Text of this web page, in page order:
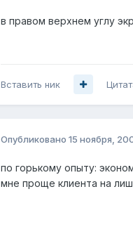
в правом верхнем углу
Вставить ник
Опубликовано 15 ноября,
по горькому опыту:
мне проще клиента на